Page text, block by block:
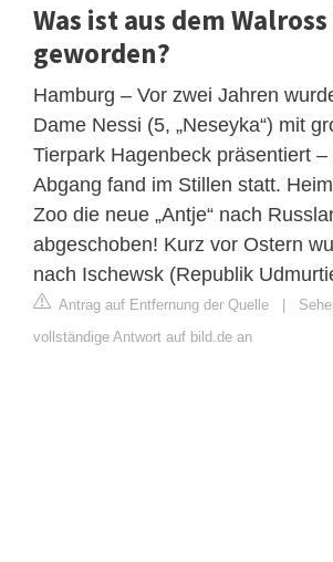
Was ist aus dem
geworden?
Hamburg – Vor zwei Jahren
Dame Nessi (5, „Neseyka“) mit
Tierpark Hagenbeck präsentiert –
Abgang fand im Stillen statt.
Zoo die neue „Antje“ nach
abgeschoben! Kurz vor Ostern
nach Ischewsk (Republik
Antrag auf Entfernung der Quelle |
vollständige Antwort auf bild.de an